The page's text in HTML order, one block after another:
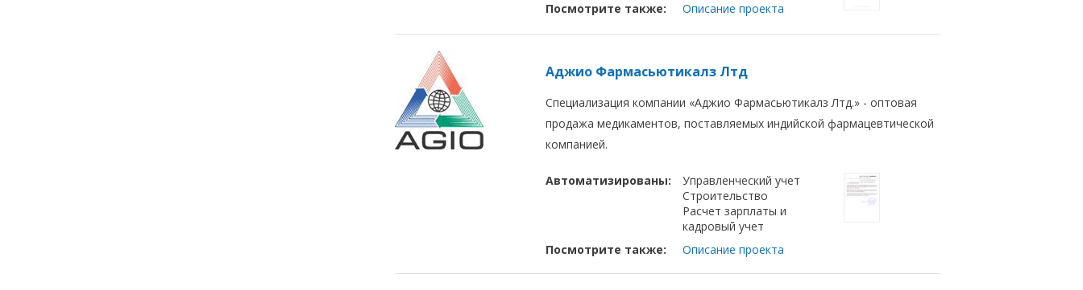
Посмотрите также:
Описание проекта
Аджио Фармасьютикалз Лтд
Специализация компании «Аджио Фармасьютикалз Лтд.» - оптовая
продажа медикаментов, поставляемых индийской фармацевтической
компанией.
Автоматизированы:
Управленческий учет
Строительство
Расчет зарплаты и
кадровый учет
Посмотрите также:
Описание проекта